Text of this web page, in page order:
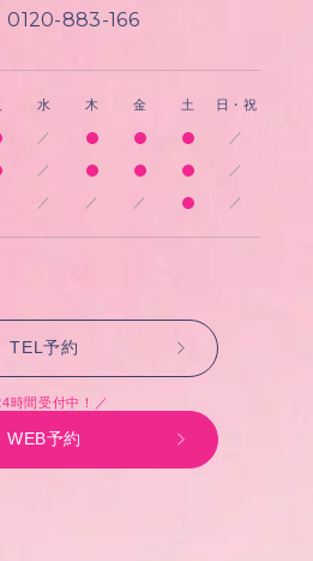
0120-883-166
水 木 金 土 日・祝
／ ／
／ ／
／ ／ ／ ／
TEL予約
時間受付中！／
WEB予約